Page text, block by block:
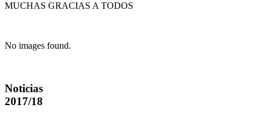
MUCHAS GRACIAS A TODOS
No images found.
Noticias
2017/18